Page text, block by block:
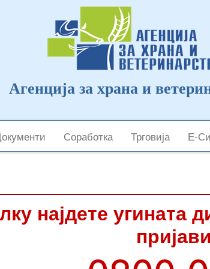
Агенција за храна и
Соработка Трговија Е-
најдете